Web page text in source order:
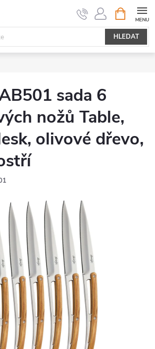
HLEDAT
NÁKUPNÍ
KOŠÍK
sada 6
nožů Table,
olivové dřevo,